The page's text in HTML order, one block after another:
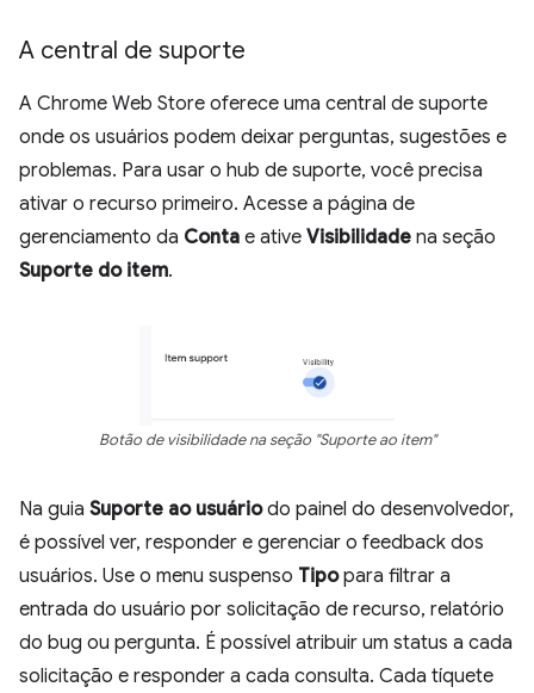
A central de suporte
A Chrome Web Store oferece uma central de suporte
onde os usuários podem deixar perguntas, sugestões e
problemas. Para usar o hub de suporte, você precisa
ativar o recurso primeiro. Acesse a página de
gerenciamento da Conta e ative Visibilidade na seção
Suporte do item.
Botão de visibilidade na seção "Suporte ao item"
Na guia Suporte ao usuáriodo painel do desenvolvedor,
é possível ver, responder e gerenciar o feedback dos
usuários. Use o menu suspenso Tipopara filtrar a
entrada do usuário por solicitação de recurso, relatório
do bug ou pergunta. É possível atribuir um status a cada
solicitação e responder a cada consulta. Cada tíquete